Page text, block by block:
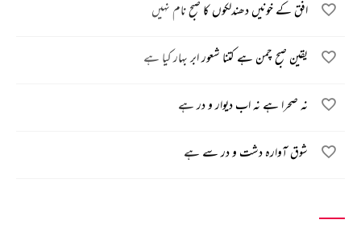
افق کے خونیں دھندلکوں کا صبح نام نہیں
یقین صبح چمن ہے کتنا شعور ابر بہار کیا ہے
نہ صحرا ہے نہ اب دیوار و در ہے
شوق آوارہ دشت و در سے ہے